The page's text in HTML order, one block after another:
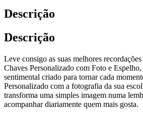
Descrição
Descrição
Leve consigo as suas melhores
Chaves Personalizado com Foto e
sentimental criado para tornar cada
Personalizado com a fotografia da sua
transforma uma simples imagem numa
acompanhar diariamente quem mais gosta.